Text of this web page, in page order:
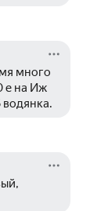
много
е на Иж